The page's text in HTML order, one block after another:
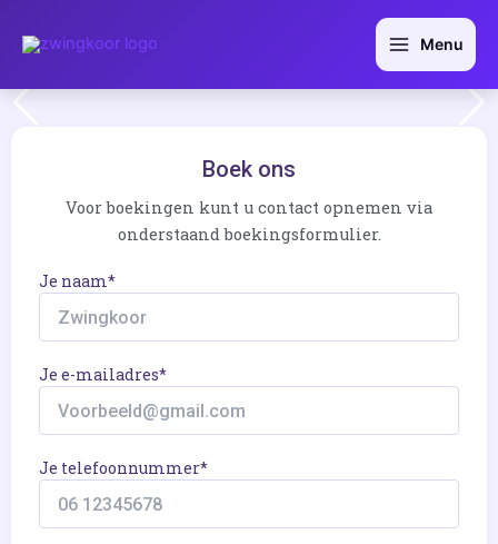
naar
inhoud
Main
Menu
Menu
Boek ons
Voor boekingen kunt u contact opnemen via
onderstaand boekingsformulier.
Je naam*
Je e-mailadres*
Je telefoonnummer*